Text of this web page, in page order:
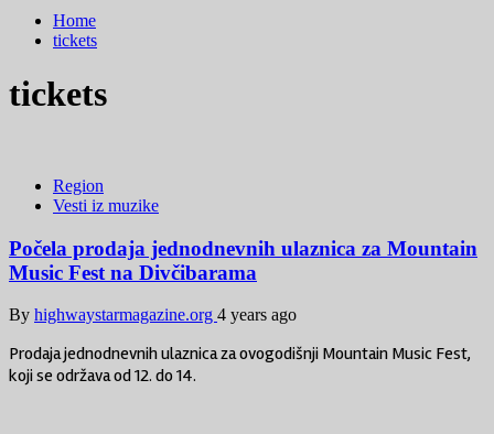
Home
tickets
tickets
Region
Vesti iz muzike
Počela prodaja jednodnevnih ulaznica za Mountain
Music Fest na Divčibarama
By highwaystarmagazine.org 4 years ago
Prodaja jednodnevnih ulaznica za ovogodišnji Mountain Music Fest,
koji se održava od 12. do 14.